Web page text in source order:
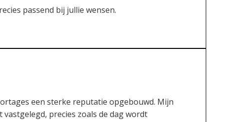
passend bij jullie wensen.
een sterke reputatie opgebouwd. Mijn
precies zoals de dag wordt